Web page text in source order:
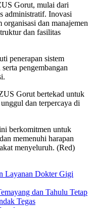
Gorut, mulai dari
administratif. Inovasi
dan manajemen
dan fasilitas
penerapan sistem
pengembangan
Gorut bertekad untuk
dan terpercaya di
berkomitmen untuk
memenuhi harapan
menyeluruh. (Red)
Layanan Dokter Gigi
dan Tahulu Tetap
Tegas